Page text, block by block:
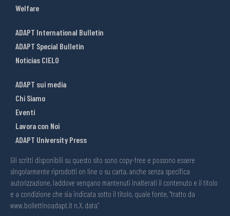
Welfare
ADAPT International Bulletin
ADAPT Special Bulletin
Noticias CIELO
ADAPT sui media
Chi Siamo
Eventi
Lavora con Noi
ADAPT University Press
Gli scritti disponibili su questo sito sono copy-free e possono essere
singolarmente riprodotti on line o su carta, anche senza specifica
autorizzazione, laddove vengano mantenuti inalterati il contenuto e il titolo
e a condizione che sia indicata sotto il titolo, quale fonte, “tratto da
www.bollettinoadapt.it n.X, data“